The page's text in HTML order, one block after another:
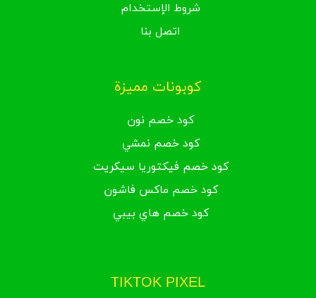
شروط الإستخدام
اتصل بنا
كوبونات مميزة
كود خصم نون
كود خصم نمشي
كود خصم فيكتوريا سيكريت
كود خصم ماكس فاشون
كود خصم هاي بيبي
TIKTOK PIXEL